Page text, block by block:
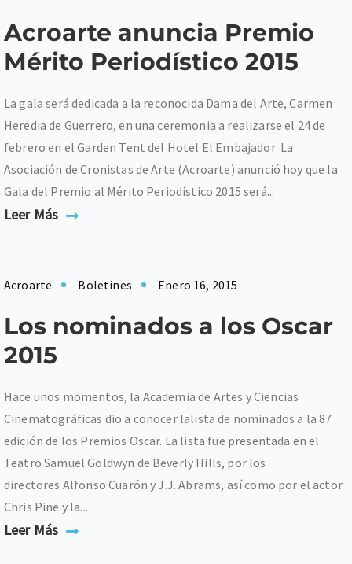
Acroarte anuncia Premio
Mérito Periodístico 2015
La gala será dedicada a la reconocida Dama del Arte, Carmen
Heredia de Guerrero, en una ceremonia a realizarse el 24 de
febrero en el Garden Tent del Hotel El Embajador La
Asociación de Cronistas de Arte (Acroarte) anunció hoy que la
Gala del Premio al Mérito Periodístico 2015 será...
Leer Más
Acroarte Boletines Enero 16, 2015
Los nominados a los Oscar
2015
Hace unos momentos, la Academia de Artes y Ciencias
Cinematográficas dio a conocer lalista de nominados a la 87
edición de los Premios Oscar. La lista fue presentada en el
Teatro Samuel Goldwyn de Beverly Hills, por los
directores Alfonso Cuarón y J.J. Abrams, así como por el actor
Chris Pine y la...
Leer Más